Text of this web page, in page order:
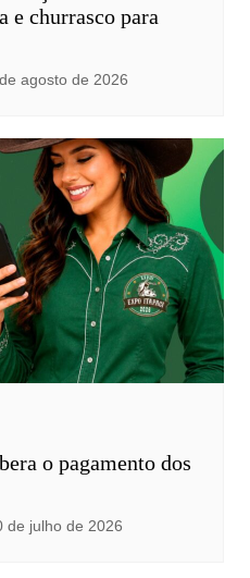
e churrasco para
agosto de 2026
o pagamento dos
de julho de 2026